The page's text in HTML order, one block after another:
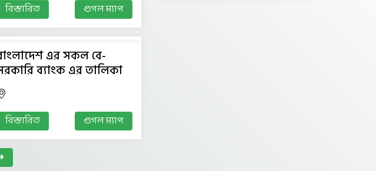
বিস্তারিত গুগল ম্যাপ
এর সকল বে-
ব্যাংক এর তালিকা
বিস্তারিত গুগল ম্যাপ